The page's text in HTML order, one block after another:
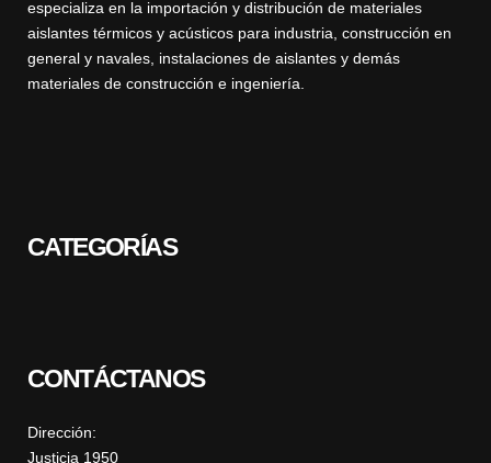
especializa en la importación y distribución de materiales
aislantes térmicos y acústicos para industria, construcción en
general y navales, instalaciones de aislantes y demás
materiales de construcción e ingeniería.
CATEGORÍAS
CONTÁCTANOS
Dirección:
Justicia 1950